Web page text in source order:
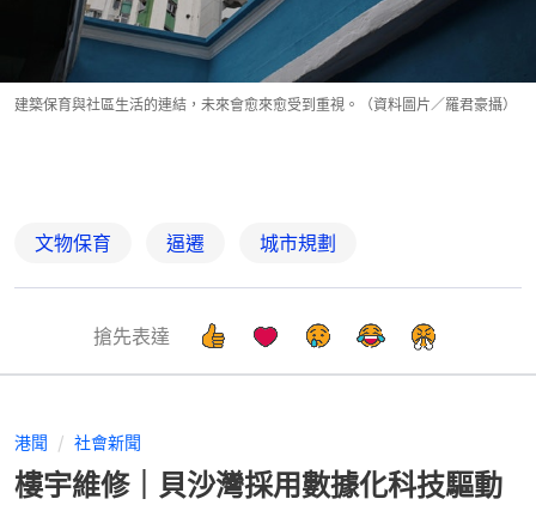
建築保育與社區生活的連結，未來會愈來愈受到重視。（資料圖片／羅君豪攝）
文物保育 逼遷 城市規劃
搶先表達
港聞 社會新聞
樓宇維修｜貝沙灣採用數據化科技驅動